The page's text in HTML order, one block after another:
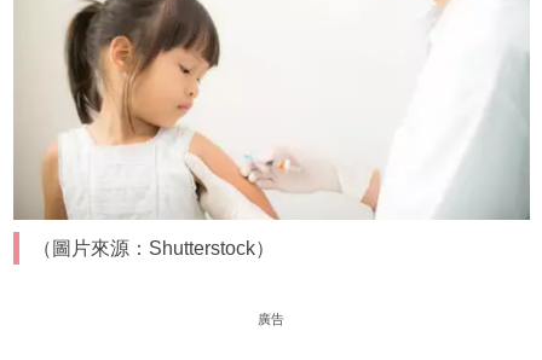
（圖片來源：Shutterstock）
廣告